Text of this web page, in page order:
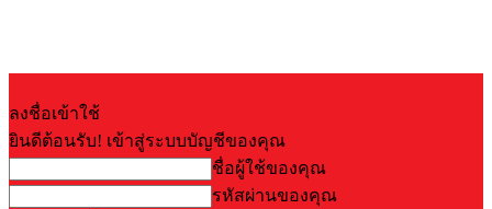
ลงชื่อเข้าใช้
ยินดีต้อนรับ! เข้าสู่ระบบบัญชีของคุณ
ชื่อผู้ใช้ของคุณ
รหัสผ่านของคุณ